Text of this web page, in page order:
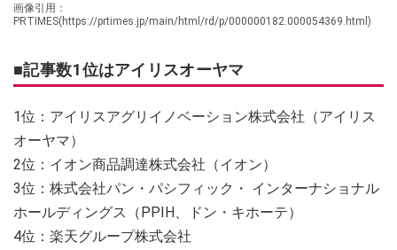
画像引用：
PRTIMES(https://prtimes.jp/main/html/rd/p/000000182.000054369.html)
■記事数1位はアイリスオーヤマ
1位：アイリスアグリイノベーション株式会社（アイリス
オーヤマ）
2位：イオン商品調達株式会社（イオン）
3位：株式会社パン・パシフィック・ インターナショナル
ホールディングス（PPIH、ドン・キホーテ）
4位：楽天グループ株式会社